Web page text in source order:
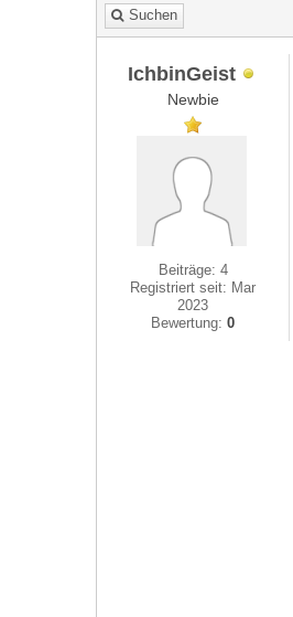
Suchen
IchbinGeist
Newbie
Beiträge: 4
Registriert seit: Mar
2023
Bewertung:0